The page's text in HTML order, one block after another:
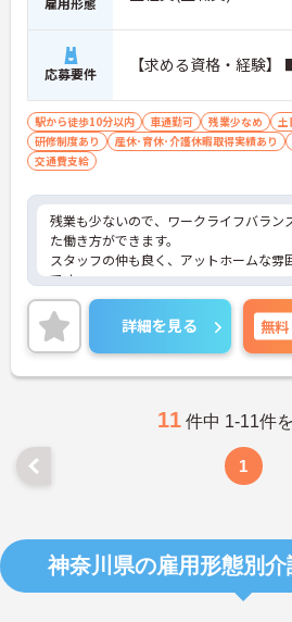
応募要件 【求める資格・経験
駅から徒歩10分以内 車通勤可 残業少なめ 土
研修制度あり
産休･育休･介護休暇取得実績あり
交通費支給
残業も少ないので、ワークライフバラン
た働き方ができます。
スタッフの仲も良く、アットホームな雰
です。
ご興味ある方には、面接対策ポイントな
お話しいたしますのでお気軽にご相談く
詳細を見る 無料
11 件中 1-11件
1
神奈川県の雇用形態別